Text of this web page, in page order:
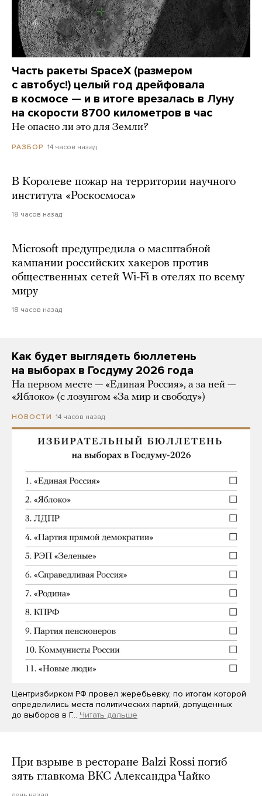
Часть ракеты SpaceX (размером
с автобус!) целый год дрейфовала
в космосе — и в итоге врезалась в Луну
на скорости 8700 километров в час
Не опасно ли это для Земли?
РАЗБОР 14 часов назад
В Королеве пожар на территории научного
института «Роскосмоса»
18 часов назад
Microsoft предупредила о масштабной
кампании российских хакеров против
общественных сетей Wi-Fi в отелях по всему
миру
18 часов назад
Как будет выглядеть бюллетень
на выборах в Госдуму 2026 года
На первом месте — «Единая Россия», а за ней —
«Яблоко» (с лозунгом «За мир и свободу»)
НОВОСТИ 14 часов назад
Центризбирком РФ провел жеребьевку, по итогам которой
определились места политических партий, допущенных
до выборов в Г… Читать дальше
При взрыве в ресторане Balzi Rossi погиб
зять главкома ВКС Александра Чайко